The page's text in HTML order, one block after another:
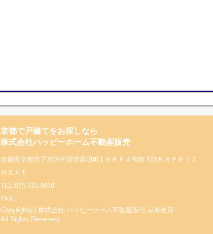
京都で戸建てをお探しなら
株式会社ハッピーホーム不動産販売
京都府京都市下京区中堂寺粟田町1 ＫＲＰ４号館３階ＫＲＰＢＩＺ
ＮＥＸＴ
TEL:075-315-9419
FAX:-
Copyright(c) 株式会社 ハッピーホーム不動産販売 京都支店
All Rights Reserved.